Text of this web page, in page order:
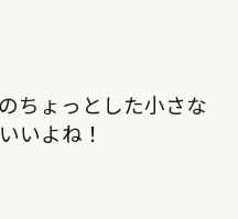
ちょっとした小さな
いよね！